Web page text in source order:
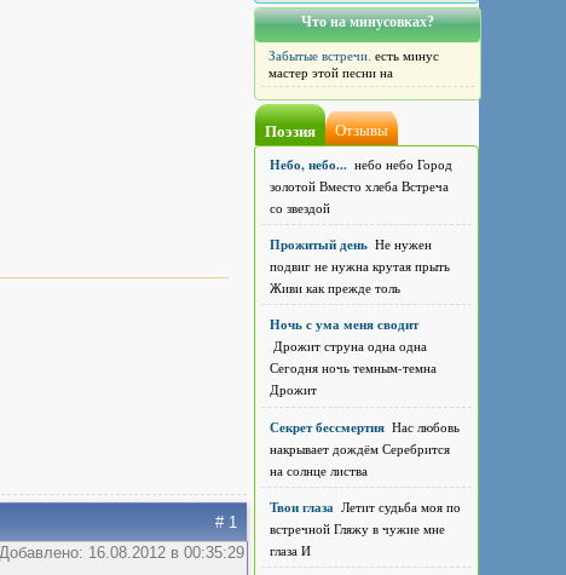
# 1
Добавлено: 16.08.2012 в 00:35:29
Что на минусовках?
Забытые встречи. есть минус
мастер этой песни на
Поэзия Отзывы
Небо, небо... небо небо Город
золотой Вместо хлеба Встреча
со звездой
Прожитый день Не нужен
подвиг не нужна крутая прыть
Живи как прежде толь
Ночь с ума меня сводит
Дрожит струна одна одна
Сегодня ночь темным-темна
Дрожит
Секрет бессмертия Нас любовь
накрывает дождём Серебрится
на солнце листва
Твои глаза Летит судьба моя по
встречной Гляжу в чужие мне
глаза И